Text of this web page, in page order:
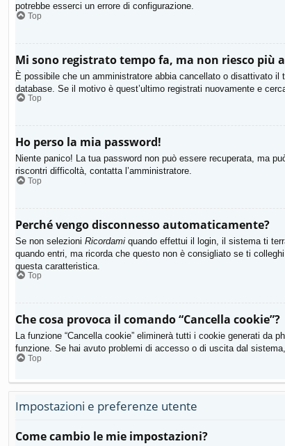
potrebbe esserci un errore di configurazione.
Top
Mi sono registrato tempo fa, ma non riesco più
È possibile che un amministratore abbia cancellato o disattivato
database. Se il motivo è quest’ultimo registrati nuovamente e
Top
Ho perso la mia password!
Niente panico! La tua password non può essere recuperata, ma
riscontri difficoltà, contatta l’amministratore.
Top
Perché vengo disconnesso automaticamente?
Se non selezioni Ricordami quando effettui il login, il sistema ti
quando entri, ma ricorda che questo non è consigliato se ti
questa caratteristica.
Top
Che cosa provoca il comando “Cancella cookie”?
La funzione “Cancella cookie” eliminerà tutti i cookie generati da
funzione. Se hai avuto problemi di accesso o di uscita dal
Top
Impostazioni e preferenze utente
Come cambio le mie impostazioni?